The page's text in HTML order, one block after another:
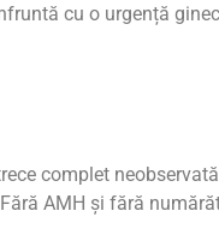
cu o urgență
complet
AMH și fără